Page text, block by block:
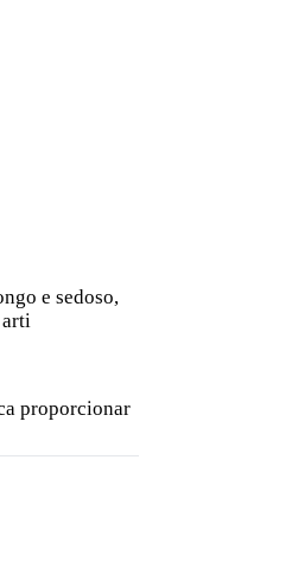
e sedoso,
arti
proporcionar